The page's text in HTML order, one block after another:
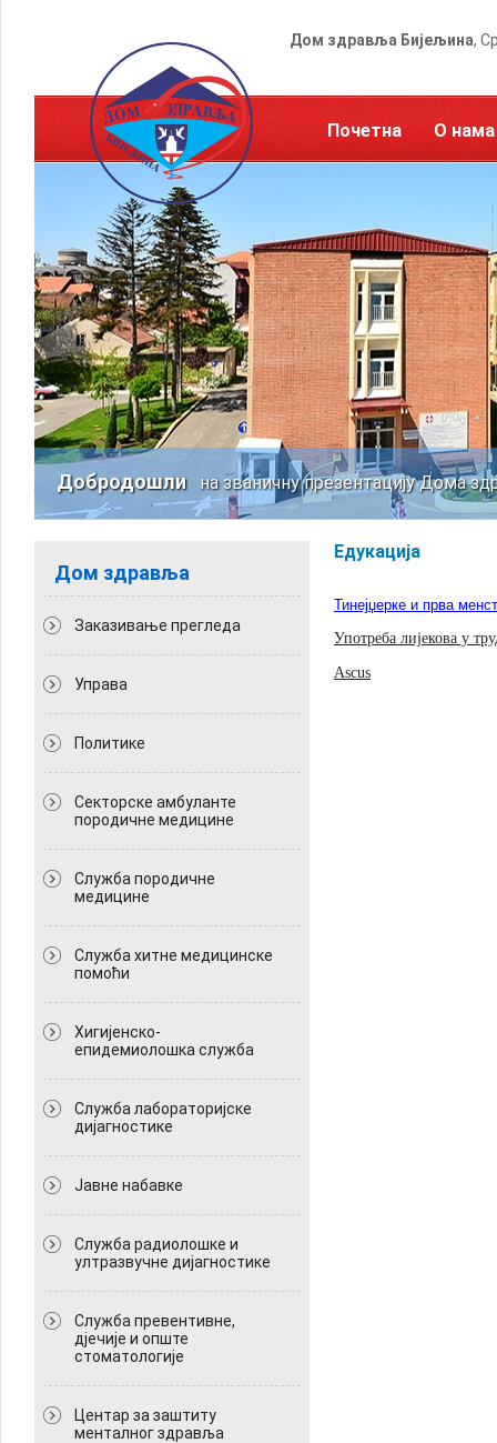
Дом здравља Бијељина,
Почетна О нама
Добродошлина званичну презентацију Дома
Дом здравља
Заказивање прегледа
Управа
Политикe
Секторске амбуланте
породичне медицине
Служба породичне
медицине
Служба хитне медицинске
помоћи
Хигијенско-
епидемиолошка служба
Служба лабораторијске
дијагностике
Јавне набавке
Служба радиолошке и
ултразвучне дијагностике
Служба превентивне,
дјечије и опште
стоматологије
Центар за заштиту
менталног здравља
Едукација
Тинејџерке и прва
Употреба лијекова у
Ascus